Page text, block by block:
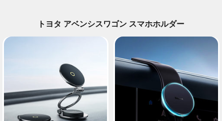
トヨタ アベンシスワゴン スマホホルダー